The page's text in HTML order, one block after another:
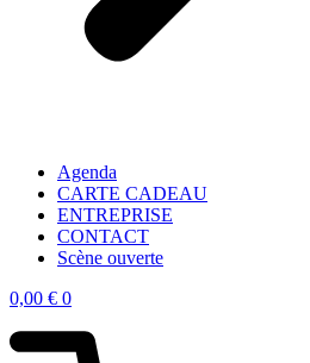
Agenda
CARTE CADEAU
ENTREPRISE
CONTACT
Scène ouverte
0,00 € 0